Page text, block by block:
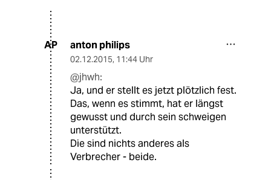
AP anton philips
02.12.2015, 11:44 Uhr
@jhwh:
Ja, und er stellt es jetzt plötzlich fest.
Das, wenn es stimmt, hat er längst
gewusst und durch sein schweigen
unterstützt.
Die sind nichts anderes als
Verbrecher - beide.